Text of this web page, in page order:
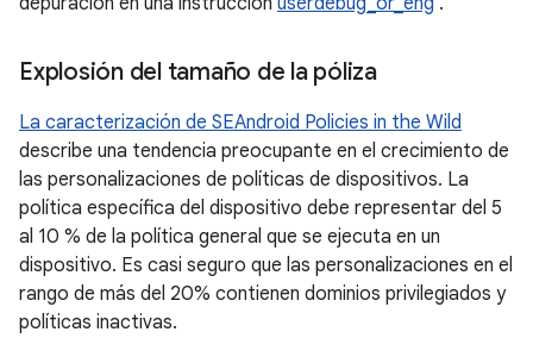
Explosión del tamaño de la póliza
La caracterización de SEAndroid Policies in the Wild
describe una tendencia preocupante en el crecimiento de
las personalizaciones de políticas de dispositivos. La
política específica del dispositivo debe representar del 5
al 10 % de la política general que se ejecuta en un
dispositivo. Es casi seguro que las personalizaciones en el
rango de más del 20% contienen dominios privilegiados y
políticas inactivas.